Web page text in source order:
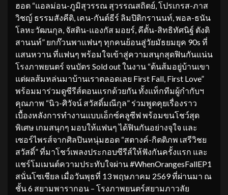
ฮอต “แอลม่อน-ภูมิสุวรรณ สุวรรณสถิตย์, โปรเกรส-ภาส
วิชญ์ ธรรมสังคีติ, เคน-กันต์ธีร์ ลิมปิติกรานนท์, พอล-ธนัน
โลหะวัฒนกุล, จัสติน-แองกัส มอยร์, คีตั้น-สิทธิทัศนิฐ์ ตังติ
สานนท์” ยกก๊วนพาแฟนๆ ทุกคนย้อนสู่วัยมัธยมยุค 90s ที่
แสนหวาน ที่แฟนๆ พร้อมใจเข้าสู่ความสนุกสุดฟินกันแน่น
โรงภาพยนตร์ จนบัตร Sold out ในงาน “ต้นส้มอยู่บ้านเขา
แต่ผลส้มหล่นมาบ้านเราตลอดเลย First Fall, First Love”
พร้อมมาร่วมดูซีรีส์ตอนแรกด้วยกัน ทั้งแท็กทีมผู้กำกับฯ
คุณภาพ “นิว-ศิวัจน์ สวัสดิ์มณีกุล” ร่วมพูดคุยเรื่องราว
เบื้องหลังการทำงานแบบเอ็กซ์คลูซีฟ พร้อมขนโชว์สุด
พิเศษ เกมสนุกๆ มอบให้แฟนๆ ได้ฟินกันอย่างจุใจ และ
เซอร์ไพรส์จากศิลปินหนุ่มฮอต “สตางค์-กิตติภพ เสรีวิชย
สวัสดิ์” ที่มาโชว์เพลงประกอบซีรีส์ให้ฟังกันครั้งแรก และ
แชร์โมเมนต์ความประทับใจผ่าน #WhenOrangesFallEP1
สนั่นโซเชียล เมื่อวันพุธที่ 13 พฤษภาคม 2569 ที่ผ่านมา ณ
ชั้น 6 สยามพารากอน – โรงภาพยนตร์สยามภาวลัย